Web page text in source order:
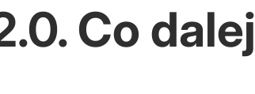
Co dalej